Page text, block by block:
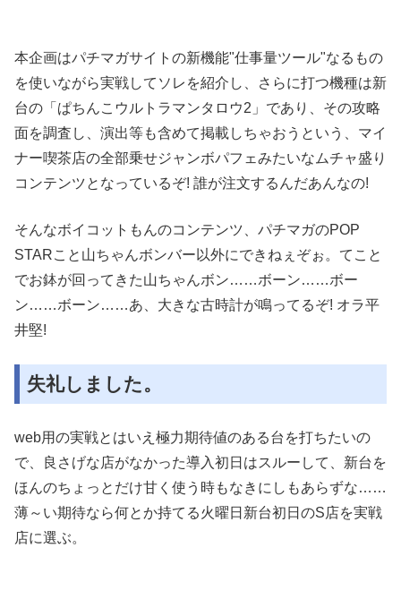
本企画はパチマガサイトの新機能"仕事量ツール"なるもの
を使いながら実戦してソレを紹介し、さらに打つ機種は新
台の「ぱちんこウルトラマンタロウ2」であり、その攻略
面を調査し、演出等も含めて掲載しちゃおうという、マイ
ナー喫茶店の全部乗せジャンボパフェみたいなムチャ盛り
コンテンツとなっているぞ! 誰が注文するんだあんなの!
そんなボイコットもんのコンテンツ、パチマガのPOP
STARこと山ちゃんボンバー以外にできねぇぞぉ。てこと
でお鉢が回ってきた山ちゃんボン……ボーン……ボー
ン……ボーン……あ、大きな古時計が鳴ってるぞ! オラ平
井堅!
失礼しました。
web用の実戦とはいえ極力期待値のある台を打ちたいの
で、良さげな店がなかった導入初日はスルーして、新台を
ほんのちょっとだけ甘く使う時もなきにしもあらずな……
薄～い期待なら何とか持てる火曜日新台初日のS店を実戦
店に選ぶ。